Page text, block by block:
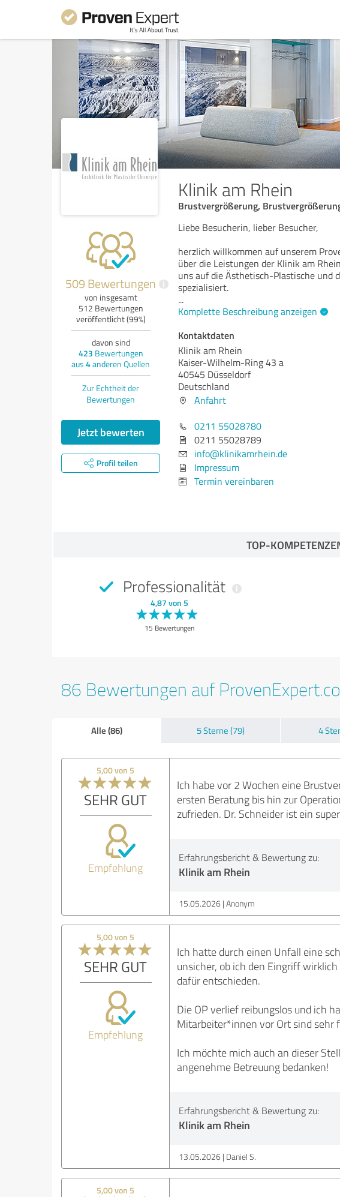
Klinik am Rhein
Brustvergrößerung,
509 Bewertungen i
von insgesamt
512 Bewertungen
veröffentlicht (99%)
davon sind
423 Bewertungen
aus 4anderen Quellen
Zur Echtheit der
Bewertungen
Jetzt bewerten
Profil teilen
Liebe Besucherin, lieber Besucher,
herzlich willkommen auf unserem
über die Leistungen der Klinik am
uns auf die Ästhetisch-Plastische und
spezialisiert.
...
Komplette Beschreibung anzeigen
Kontaktdaten
Klinik am Rhein
Kaiser-Wilhelm-Ring 43 a
40545 Düsseldorf
Deutschland
Anfahrt
0211 55028780
0211 55028789
info@klinikamrhein.de
Impressum
Termin vereinbaren
TOP-
Professionalität
4,87 von 5
15 Bewertungen
86 Bewertungen auf
Alle (86) 5 Sterne (79) 4
5,00 von 5
SEHR GUT
Empfehlung
Ich habe vor 2 Wochen eine
ersten Beratung bis hin zur
zufrieden. Dr. Schneider ist ein
Erfahrungsbericht & Bewertung zu:
Klinik am Rhein
15.05.2026 Anonym
5,00 von 5
SEHR GUT
Empfehlung
Ich hatte durch einen Unfall eine
unsicher, ob ich den Eingriff
dafür entschieden.
Die OP verlief reibungslos und ich
Mitarbeiter*innen vor Ort sind sehr
Ich möchte mich auch an dieser
angenehme Betreuung bedanken!
Erfahrungsbericht & Bewertung zu:
Klinik am Rhein
13.05.2026 Daniel S.
5,00 von 5